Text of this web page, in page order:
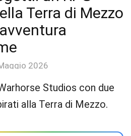
Terra di Mezzo
2026